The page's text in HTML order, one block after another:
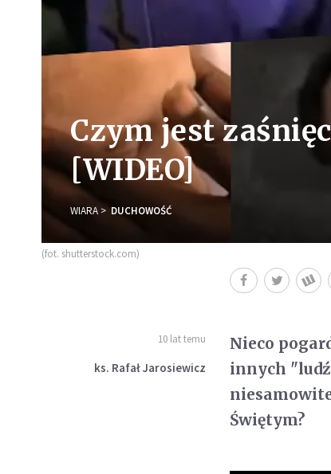
Czym jest
[WIDEO]
WIARA DUCHOWOŚĆ
(fot. shutterstock.com)
10 lat temu
ks. Rafał Jarosiewicz
Nieco
innych
Świętym?